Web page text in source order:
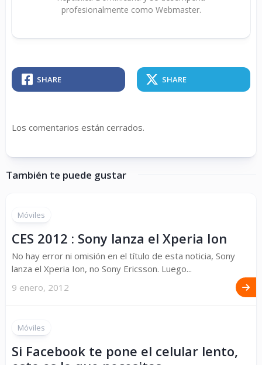
profesionalmente como Webmaster.
SHARE SHARE
Los comentarios están cerrados.
También te puede gustar
Móviles
CES 2012 : Sony lanza el Xperia Ion
No hay error ni omisión en el título de esta noticia, Sony
lanza el Xperia Ion, no Sony Ericsson. Luego...
9 enero, 2012
Móviles
Si Facebook te pone el celular lento,